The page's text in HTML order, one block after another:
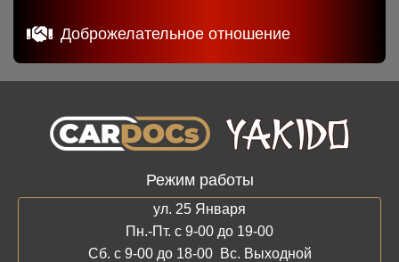
Доброжелательное отношение
Режим работы
ул. 25 Января
Пн.-Пт. с 9-00 до 19-00
Сб. с 9-00 до 18-00 Вс. Выходной